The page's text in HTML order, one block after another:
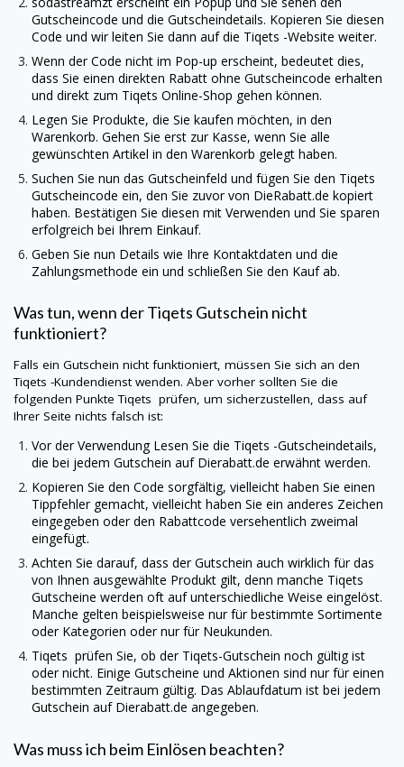
Gutscheincode und die Gutscheindetails. Kopieren Sie diesen
Code und wir leiten Sie dann auf die Tiqets -Website weiter.
Wenn der Code nicht im Pop-up erscheint, bedeutet dies,
dass Sie einen direkten Rabatt ohne Gutscheincode erhalten
und direkt zum Tiqets Online-Shop gehen können.
Legen Sie Produkte, die Sie kaufen möchten, in den
Warenkorb. Gehen Sie erst zur Kasse, wenn Sie alle
gewünschten Artikel in den Warenkorb gelegt haben.
Suchen Sie nun das Gutscheinfeld und fügen Sie den Tiqets
Gutscheincode ein, den Sie zuvor von DieRabatt.de kopiert
haben. Bestätigen Sie diesen mit Verwenden und Sie sparen
erfolgreich bei Ihrem Einkauf.
Geben Sie nun Details wie Ihre Kontaktdaten und die
Zahlungsmethode ein und schließen Sie den Kauf ab.
Was tun, wenn derTiqets Gutschein nicht
funktioniert?
Falls ein Gutschein nicht funktioniert, müssen Sie sich an den
Tiqets -Kundendienst wenden. Aber vorher sollten Sie die
folgenden PunkteTiqets prüfen, um sicherzustellen, dass auf
Ihrer Seite nichts falsch ist:
Vor der Verwendung Lesen Sie die Tiqets -Gutscheindetails,
die bei jedem Gutschein auf Dierabatt.de erwähnt werden.
Kopieren Sie den Code sorgfältig, vielleicht haben Sie einen
Tippfehler gemacht, vielleicht haben Sie ein anderes Zeichen
eingegeben oder den Rabattcode versehentlich zweimal
eingefügt.
Achten Sie darauf, dass der Gutschein auch wirklich für das
von Ihnen ausgewählte Produkt gilt, denn manche Tiqets
Gutscheine werden oft auf unterschiedliche Weise eingelöst.
Manche gelten beispielsweise nur für bestimmte Sortimente
oder Kategorien oder nur für Neukunden.
Tiqets prüfen Sie, ob der Tiqets-Gutschein noch gültig ist
oder nicht. Einige Gutscheine und Aktionen sind nur für einen
bestimmten Zeitraum gültig. Das Ablaufdatum ist bei jedem
Gutschein auf Dierabatt.de angegeben.
Was muss ich beim Einlösen beachten?